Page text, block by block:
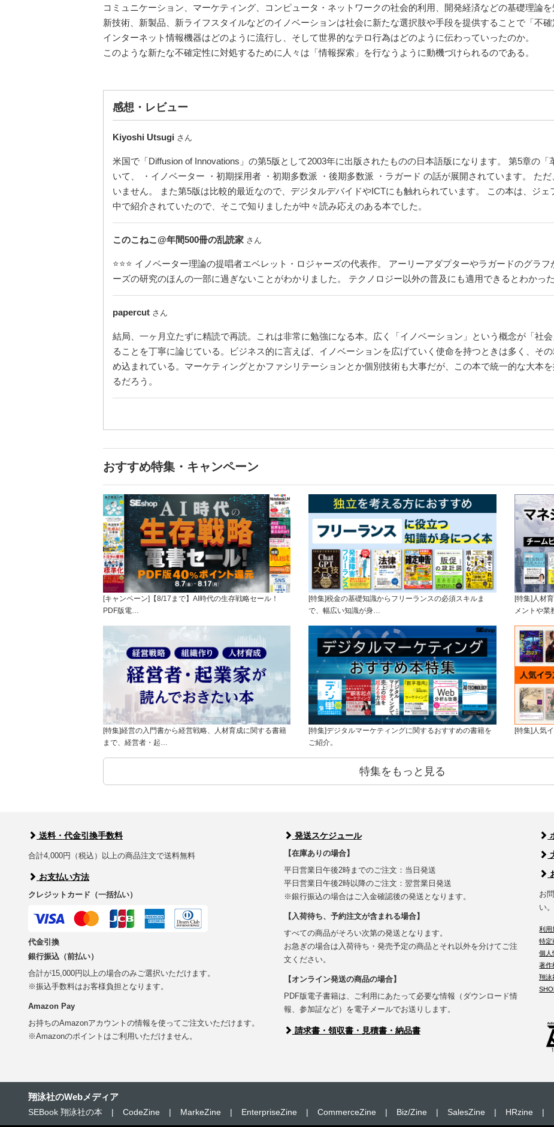
コミュニケーション、マーケティング、コンピュータ・ネットワークの社会的利用、開発経済などの基礎理論を
新技術、新製品、新ライフスタイルなどのイノベーションは社会に新たな選択肢や手段を提供することで「不確
インターネット情報機器はどのように流行し、そして世界的なテロ行為はどのように伝わっていったのか。
このような新たな不確定性に対処するために人々は「情報探索」を行なうように動機づけられるのである。
感想・レビュー
Kiyoshi Utsugi さん
米国で「Diffusion of Innovations」の第5版として2003年に出版されたものの日本語版になります。 第5章の
いて、 ・イノベーター ・初期採用者 ・初期多数派 ・後期多数派 ・ラガード の話が展開されています。 た
いません。 また第5版は比較的最近なので、デジタルデバイドやICTにも触れられています。 この本は、ジ
中で紹介されていたので、そこで知りましたが中々読み応えのある本でした。
このこねこ@年間500冊の乱読家 さん
⭐⭐⭐ イノベーター理論の提唱者エベレット・ロジャーズの代表作。 アーリーアダプターやラガードのグラ
ーズの研究のほんの一部に過ぎないことがわかりました。 テクノロジー以外の普及にも適用できるとわかっ
papercut さん
結局、一ヶ月立たずに精読で再読。これは非常に勉強になる本。広く「イノベーション」という概念が「社
ることを丁寧に論じている。ビジネス的に言えば、イノベーションを広げていく使命を持つときは多く、そ
め込まれている。マーケティングとかファシリテーションとか個別技術も大事だが、この本で統一的な大本
るだろう。
おすすめ特集・キャンペーン
[キャンペーン]【8/17まで】AI時代の生存戦略セール！
PDF版電…
[特集]税金の基礎知識からフリーランスの必須スキルま
で、幅広い知識が身…
[特集]人材
メントや
[特集]経営の入門書から経営戦略、人材育成に関する書籍
まで、経営者・起…
[特集]デジタルマーケティングに関するおすすめの書籍を
ご紹介。
[特集]人気
特集をもっと見る
送料・代金引換手数料
合計4,000円（税込）以上の商品注文で送料無料
お支払い方法
クレジットカード（一括払い）
代金引換
銀行振込（前払い）
合計が15,000円以上の場合のみご選択いただけます。
※振込手数料はお客様負担となります。
Amazon Pay
お持ちのAmazonアカウントの情報を使ってご注文いただけます。
※Amazonのポイントはご利用いただけません。
発送スケジュール
【在庫ありの場合】
平日営業日午後2時までのご注文：当日発送
平日営業日午後2時以降のご注文：翌営業日発送
※銀行振込の場合はご入金確認後の発送となります。
【入荷待ち、予約注文が含まれる場合】
すべての商品がそろい次第の発送となります。
お急ぎの場合は入荷待ち・発売予定の商品とそれ以外を分けてご注
文ください。
【オンライン発送の商品の場合】
PDF版電子書籍は、ご利用にあたって必要な情報（ダウンロード情
報、参加証など）を電子メールでお送りします。
請求書・領収書・見積書・納品書
お
い。
利用
特定
個人
著作
翔泳
翔泳社のWebメディア
SEBook 翔泳社の本 | CodeZine | MarkeZine | EnterpriseZine | CommerceZine | Biz/Zine | SalesZine | HRzine |